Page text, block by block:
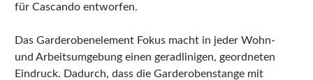
für Cascando entworfen.
Das Garderobenelement Fokus macht in jeder Wohn-
und Arbeitsumgebung einen geradlinigen, geordneten
Eindruck. Dadurch, dass die Garderobenstange mit